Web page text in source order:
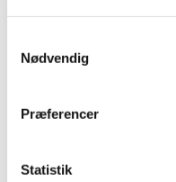
Nødvendig
Præferencer
Statistik